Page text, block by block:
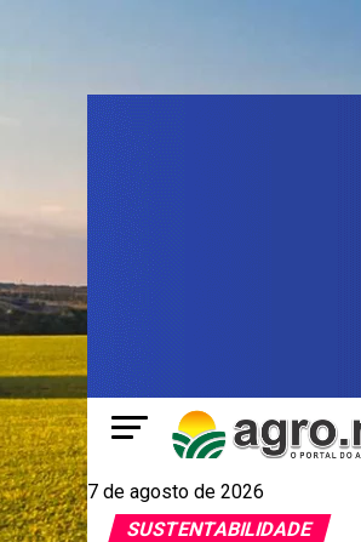
7 de agosto de 2026
SUSTENTABILIDADE